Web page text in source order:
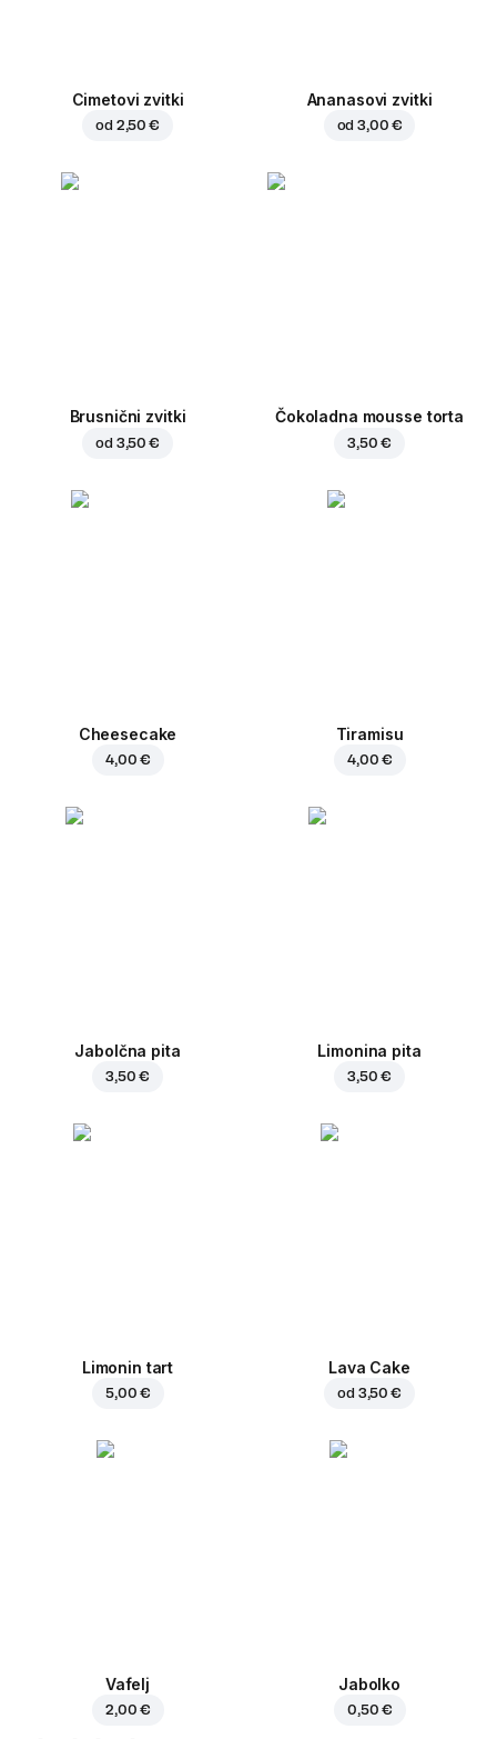
Cimetovi zvitki
od 2,50 €
Ananasovi zvitki
od3,00 €
Brusnični zvitki
od 3,50 €
Čokoladna mousse torta
3,50 €
Cheesecake
4,00 €
Tiramisu
4,00 €
Jabolčna pita
3,50 €
Limonina pita
3,50 €
Limonin tart
5,00 €
Lava Cake
od 3,50 €
Vafelj
2,00 €
Jabolko
0,50 €